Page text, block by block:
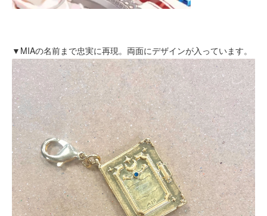
▼MIAの名前まで忠実に再現。両面にデザインが入っています。